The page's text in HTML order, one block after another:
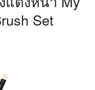
Set